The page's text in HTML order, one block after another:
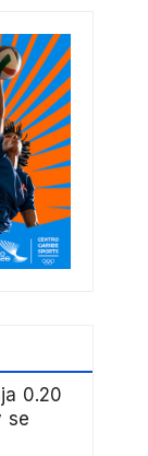
0.20
se